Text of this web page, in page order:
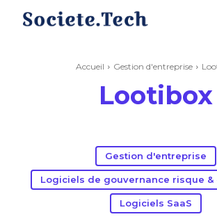
Accueil Gestion d'entreprise
Lootibox
Gestion d'entreprise
Logiciels de gouvernance risque
Logiciels SaaS